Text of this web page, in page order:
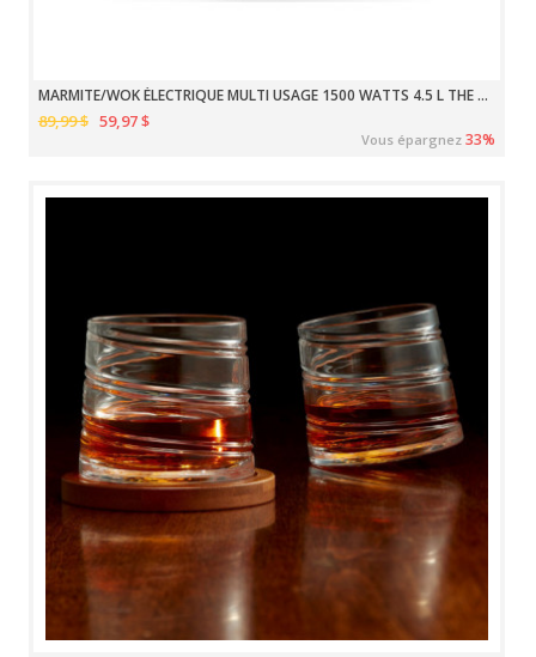
MARMITE/WOK ÉLECTRIQUE MULTI USAGE 1500 WATTS 4.5 L THE ROCK
89,99 $ 59,97 $
Vous épargnez33%